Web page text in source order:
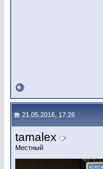
21.05.2016, 17:26
tamalex
Местный